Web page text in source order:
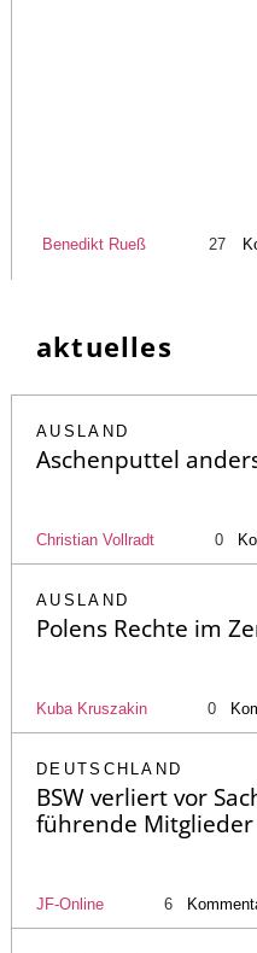
Benedikt Rueß 27
aktuelles
AUSLAND
Aschenputtel
Christian Vollradt 0
AUSLAND
Polens Rechte im
Kuba Kruszakin 0
DEUTSCHLAND
BSW verliert vor
führende Mitglieder
JF-Online 6